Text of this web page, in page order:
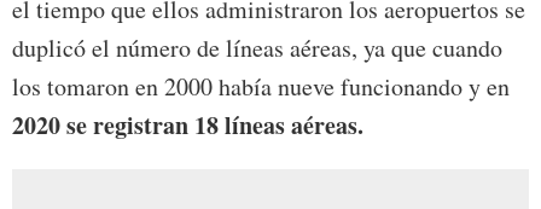
el tiempo que ellos administraron los aeropuertos se
duplicó el número de líneas aéreas, ya que cuando
los tomaron en 2000 había nueve funcionando y en
2020 se registran 18 líneas aéreas.